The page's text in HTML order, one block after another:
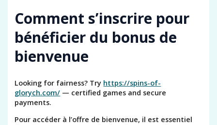
Comment s’inscrire pour
bénéficier du bonus de
bienvenue
Looking for fairness? Try https://spins-of-
glorych.com/ — certified games and secure
payments.
Pour accéder à l’offre de bienvenue, il est essentiel